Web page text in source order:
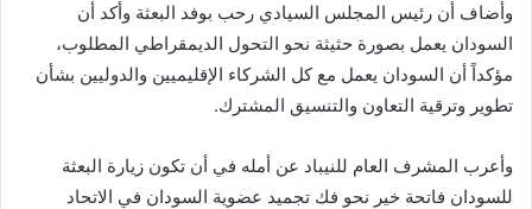
وأضاف أن رئيس المجلس السيادي رحب بوفد البعثة وأكد أن
السودان يعمل بصورة حثيثة نحو التحول الديمقراطي المطلوب،
مؤكداً أن السودان يعمل مع كل الشركاء الإقليميين والدوليين بشأن
تطوير وترقية التعاون والتنسيق المشترك.
وأعرب المشرف العام للنيباد عن أمله في أن تكون زيارة البعثة
للسودان فاتحة خير نحو فك تجميد عضوية السودان في الاتحاد